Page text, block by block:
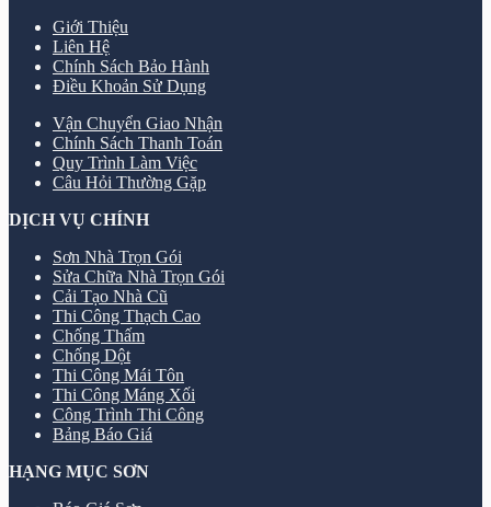
Giới Thiệu
Liên Hệ
Chính Sách Bảo Hành
Điều Khoản Sử Dụng
Vận Chuyển Giao Nhận
Chính Sách Thanh Toán
Quy Trình Làm Việc
Câu Hỏi Thường Gặp
DỊCH VỤ CHÍNH
Sơn Nhà Trọn Gói
Sửa Chữa Nhà Trọn Gói
Cải Tạo Nhà Cũ
Thi Công Thạch Cao
Chống Thấm
Chống Dột
Thi Công Mái Tôn
Thi Công Máng Xối
Công Trình Thi Công
Bảng Báo Giá
HẠNG MỤC SƠN